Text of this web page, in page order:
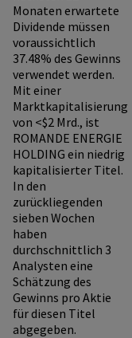
Monaten erwartete
Dividende müssen
voraussichtlich
37.48% des Gewinns
verwendet werden.
Mit einer
Marktkapitalisierung
von <$2 Mrd., ist
ROMANDE ENERGIE
HOLDING ein niedrig
kapitalisierter Titel.
In den
zurückliegenden
sieben Wochen
haben
durchschnittlich 3
Analysten eine
Schätzung des
Gewinns pro Aktie
für diesen Titel
abgegeben.